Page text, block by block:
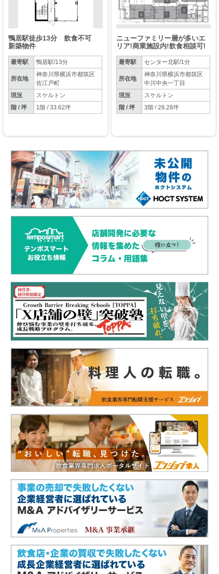
鴨居駅徒歩13分 飲食不可
新築物件
最寄駅 鴨居駅/13分
所在地
神奈川県横浜市都筑区
佐江戸町
現況
スケルトン
階 / 坪
1階 / 33.62坪
ニューファミリー層が多いエ
リア!商業施設内!飲食相談可!
最寄駅 センター北駅/1分
所在地
神奈川県横浜市都筑区
中川中央一丁目
現況
スケルトン
階 / 坪
3階 / 28.28坪